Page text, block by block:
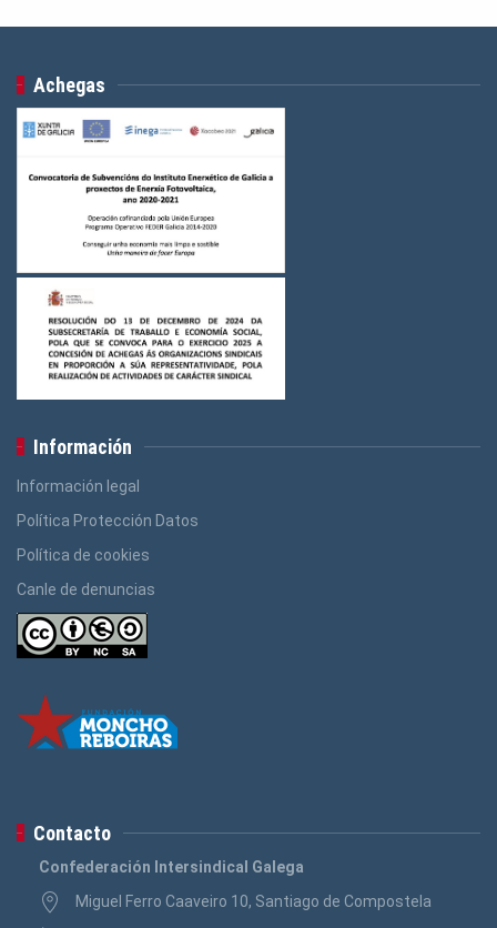
Achegas
Información
Información legal
Política Protección Datos
Política de cookies
Canle de denuncias
Contacto
Confederación Intersindical Galega
Miguel Ferro Caaveiro 10, Santiago de Compostela